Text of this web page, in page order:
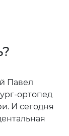
Павел
ортопед
И сегодня